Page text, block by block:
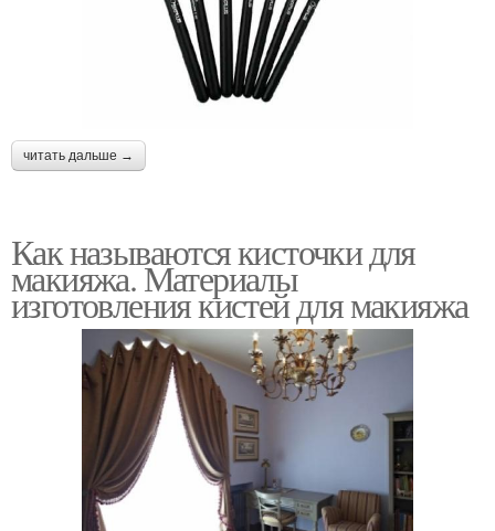
читать дальше →
Как называются кисточки для
макияжа. Материалы
изготовления кистей для макияжа